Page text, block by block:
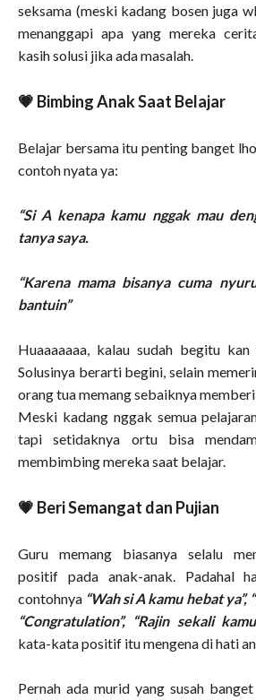
seksama (meski kadang bosen juga
menanggapi apa yang mereka
kasih solusi jika ada masalah.
💗 Bimbing Anak Saat Belajar
Belajar bersama itu penting banget
contoh nyata ya:
“Si A kenapa kamu nggak mau
tanya saya.
“Karena mama bisanya cuma
bantuin”
Huaaaaaaa, kalau sudah begitu
Solusinya berarti begini, selain
orang tua memang sebaiknya memberi
Meski kadang nggak semua
tapi setidaknya ortu bisa
membimbing mereka saat belajar.
💗 Beri Semangat dan Pujian
Guru memang biasanya selalu
positif pada anak-anak. Padahal
contohnya “Wah si A kamu hebat ya”,
“Congratulation”, “Rajin sekali
kata-kata positif itu mengena di hati
Pernah ada murid yang susah